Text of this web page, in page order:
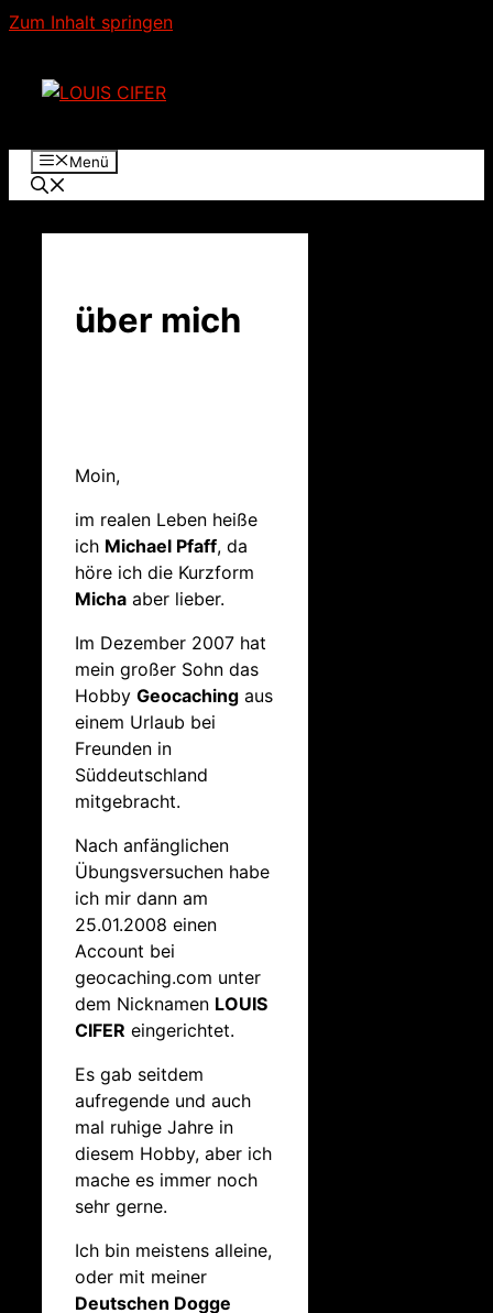
Zum Inhalt springen
Menü
über mich
Moin,
im realen Leben heiße
ich Michael Pfaff, da
höre ich die Kurzform
Micha aber lieber.
Im Dezember 2007 hat
mein großer Sohn das
Hobby Geocaching aus
einem Urlaub bei
Freunden in
Süddeutschland
mitgebracht.
Nach anfänglichen
Übungsversuchen habe
ich mir dann am
25.01.2008 einen
Account bei
geocaching.com unter
dem Nicknamen LOUIS
CIFER eingerichtet.
Es gab seitdem
aufregende und auch
mal ruhige Jahre in
diesem Hobby, aber ich
mache es immer noch
sehr gerne.
Ich bin meistens alleine,
oder mit meiner
Deutschen Dogge